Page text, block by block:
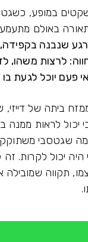
במופע,
באולם
רגע שנבנה בקפידה,
לרצות משהו,
פעם יוכל לגעת בו
ביתה של
יכול לראות ממנה
שגטסבי משתוקק
יכול לקרות.
תקווה שמובילה